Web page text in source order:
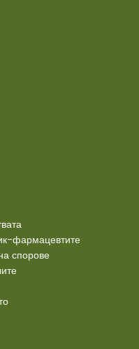
фармацевтите
спорове